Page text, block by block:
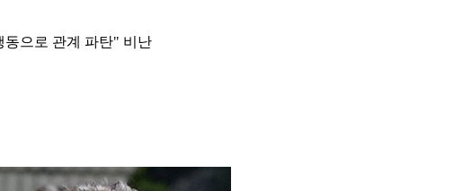
동으로 관계 파탄" 비난